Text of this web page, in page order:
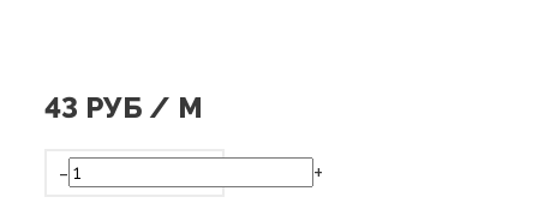
43 РУБ / М
- +